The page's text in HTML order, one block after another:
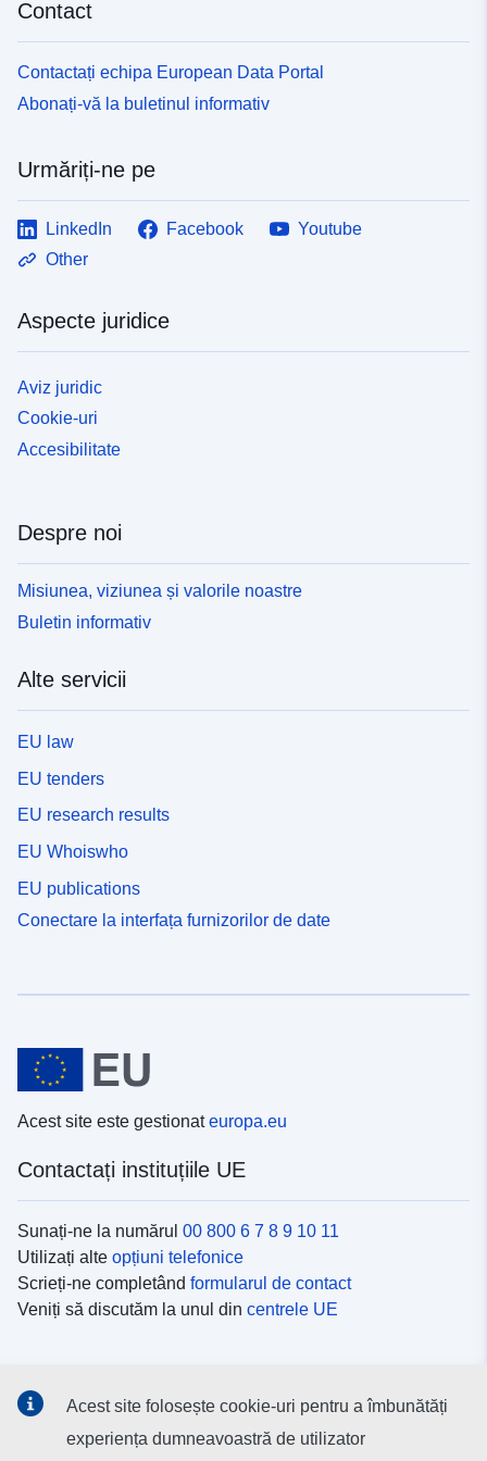
Contact
Contactați echipa European Data Portal
Abonați-vă la buletinul informativ
Urmăriți-ne pe
LinkedIn Facebook
Youtube
Other
Aspecte juridice
Aviz juridic
Cookie-uri
Accesibilitate
Despre noi
Misiunea, viziunea și valorile noastre
Buletin informativ
Alte servicii
EU law
EU tenders
EU research results
EU Whoiswho
EU publications
Conectare la interfața furnizorilor de date
Acest site este gestionateuropa.eu
Contactați instituțiile UE
Sunați-ne la numărul 00 800 6 7 8 9 10 11
Utilizați alte opțiuni telefonice
Scrieți-ne completând formularul de contact
Veniți să discutăm la unul din centrele UE
Descoperiți canalele UEpe rețelele sociale
Acest site folosește cookie-uri pentru a îmbunătăți
experiența dumneavoastră de utilizator